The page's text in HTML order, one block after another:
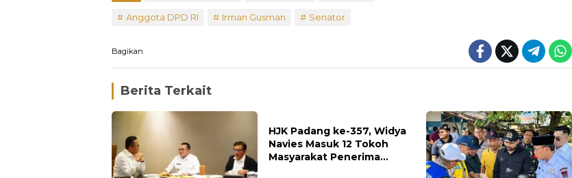
Anggota DPD RI Irman Gusman Senator
Bagikan
Berita Terkait
HJK Padang ke-357, Widya
Navies Masuk 12 Tokoh
Masyarakat Penerima